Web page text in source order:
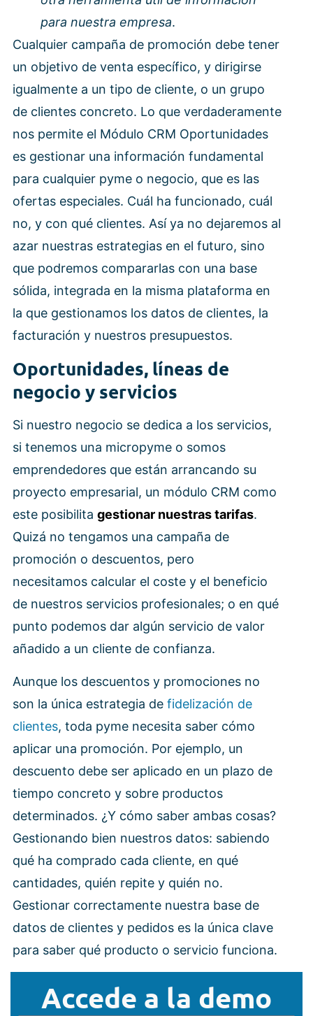
para nuestra empresa.
Cualquier campaña de promoción debe tener
un objetivo de venta específico, y dirigirse
igualmente a un tipo de cliente, o un grupo
de clientes concreto. Lo que verdaderamente
nos permite el Módulo CRM Oportunidades
es gestionar una información fundamental
para cualquier pyme o negocio, que es las
ofertas especiales. Cuál ha funcionado, cuál
no, y con qué clientes. Así ya no dejaremos al
azar nuestras estrategias en el futuro, sino
que podremos compararlas con una base
sólida, integrada en la misma plataforma en
la que gestionamos los datos de clientes, la
facturación y nuestros presupuestos.
Oportunidades, líneas de
negocio y servicios
Si nuestro negocio se dedica a los servicios,
si tenemos una micropyme o somos
emprendedores que están arrancando su
proyecto empresarial, un módulo CRM como
este posibilita gestionar nuestras tarifas.
Quizá no tengamos una campaña de
promoción o descuentos, pero
necesitamos calcular el coste y el beneficio
de nuestros servicios profesionales; o en qué
punto podemos dar algún servicio de valor
añadido a un cliente de confianza.
Aunque los descuentos y promociones no
son la única estrategia de fidelización de
clientes, toda pyme necesita saber cómo
aplicar una promoción. Por ejemplo, un
descuento debe ser aplicado en un plazo de
tiempo concreto y sobre productos
determinados. ¿Y cómo saber ambas cosas?
Gestionando bien nuestros datos: sabiendo
qué ha comprado cada cliente, en qué
cantidades, quién repite y quién no.
Gestionar correctamente nuestra base de
datos de clientes y pedidos es la única clave
para saber qué producto o servicio funciona.
Accede a la demo